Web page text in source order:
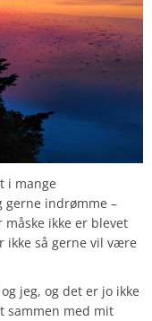
i mange
gerne indrømme –
ikke er blevet
ikke så gerne vil være
jeg, og det er jo ikke
sammen med mit